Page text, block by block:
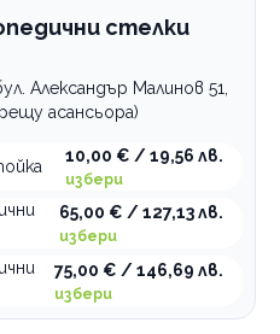
стелки
Александър Малинов 51,
асансьора)
10,00 € / 19,56 лв.
избери
65,00 € / 127,13 лв.
избери
75,00 € / 146,69 лв.
избери